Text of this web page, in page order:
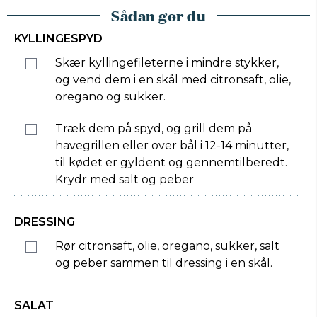
Sådan gør du
KYLLINGESPYD
Skær kyllingefileterne i mindre stykker,
og vend dem i en skål med citronsaft, olie,
oregano og sukker.
Træk dem på spyd, og grill dem på
havegrillen eller over bål i 12-14 minutter,
til kødet er gyldent og gennemtilberedt.
Krydr med salt og peber
DRESSING
Rør citronsaft, olie, oregano, sukker, salt
og peber sammen til dressing i en skål.
SALAT